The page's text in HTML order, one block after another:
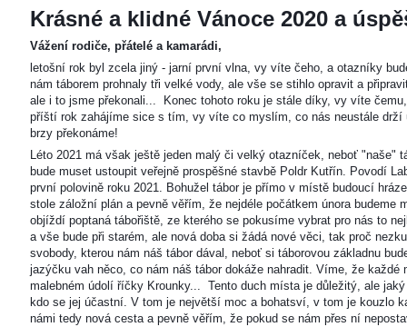
Krásné a klidné Vánoce 2020 a
Vážení rodiče, přátelé a kamarádi,
letošní rok byl zcela jiný - jarní první vlna, vy víte čeho, a otazníky
nám táborem prohnaly tři velké vody, ale vše se stihlo opravit a
ale i to jsme překonali... Konec tohoto roku je stále díky, vy víte
příští rok zahájíme sice s tím, vy víte co myslím, co nás neustále
brzy překonáme!
Léto 2021 má však ještě jeden malý či velký otazníček, neboť "naše"
bude muset ustoupit veřejně prospěšné stavbě Poldr Kutřín. Povodí
první polovině roku 2021. Bohužel tábor je přímo v místě budoucí
stole záložní plán a pevně věřím, že nejdéle počátkem února
objíždí poptaná tábořiště, ze kterého se pokusíme vybrat pro nás to
a vše bude při starém, ale nová doba si žádá nové věci, tak proč
svobody, kterou nám náš tábor dával, neboť si táborovou základnu
jazýčku vah něco, co nám náš tábor dokáže nahradit. Víme, že
malebném údolí říčky Krounky... Tento duch místa je důležitý, ale
kdo se jej účastní. V tom je největší moc a bohatsví, v tom je kouzlo
námi tedy nová cesta a pevně věřím, že pokud se nám přes ní